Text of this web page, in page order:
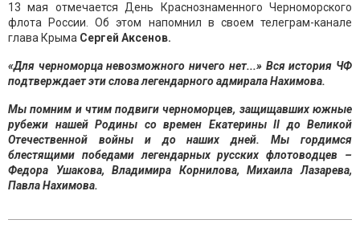
13 мая отмечается День Краснознаменного Черноморского
флота России. Об этом напомнил в своем телеграм-канале
глава Крыма Сергей Аксенов.
«Для черноморца невозможного ничего нет...» Вся история ЧФ
подтверждает эти слова легендарного адмирала Нахимова.
Мы помним и чтим подвиги черноморцев, защищавших южные
рубежи нашей Родины со времен Екатерины II до Великой
Отечественной войны и до наших дней. Мы гордимся
блестящими победами легендарных русских флотоводцев –
Федора Ушакова, Владимира Корнилова, Михаила Лазарева,
Павла Нахимова.